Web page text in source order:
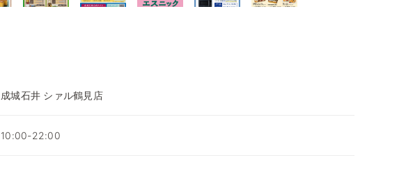
成城石井 シァル鶴見店
10:00-22:00